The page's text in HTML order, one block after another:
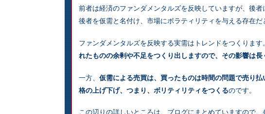
前者は経済のファンダメンタルズを反映していますが、後
後者を仮需と名付け、市場にボラティリティを与える存在だ
ファンダメンタルズを反映する実需はトレンドをつくります
れたものの余剰や不足をつくり出しますので、その影響は長
一方、仮需による売買は、買ったものは時間の問題で売り
格の上げ下げ、つまり、ボリティリティをつくるのです。
この辺りの詳しいところは、ブログにまとめていますので、